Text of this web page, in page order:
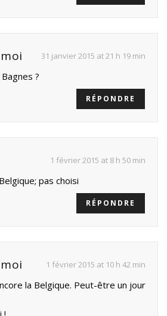
31 janvier 2015 at 21 h 19 min
?
RÉPONDRE
1 février 2015 at 8 h 50 min
pas choisi
RÉPONDRE
1 février 2015 at 10 h 42 min
la Belgique. Peut-être un jour